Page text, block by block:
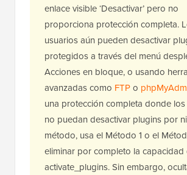
enlace visible ‘Desactivar’ pero no
proporciona protección completa.
usuarios aún pueden desactivar
protegidos a través del menú
Acciones en bloque, o usando
avanzadas como FTPo
una protección completa donde
no puedan desactivar plugins por
método, usa el Método 1 o el
eliminar por completo la capacidad
activate_plugins. Sin embargo,